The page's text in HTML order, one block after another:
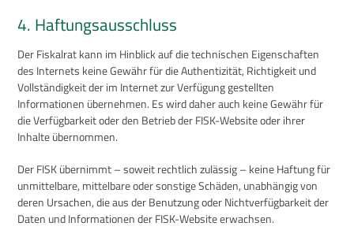
4. Haftungsausschluss
Der Fiskalrat kann im Hinblick auf die technischen Eigenschaften
des Internets keine Gewähr für die Authentizität, Richtigkeit und
Vollständigkeit der im Internet zur Verfügung gestellten
Informationen übernehmen. Es wird daher auch keine Gewähr für
die Verfügbarkeit oder den Betrieb der FISK-Website oder ihrer
Inhalte übernommen.
Der FISK übernimmt – soweit rechtlich zulässig – keine Haftung für
unmittelbare, mittelbare oder sonstige Schäden, unabhängig von
deren Ursachen, die aus der Benutzung oder Nichtverfügbarkeit der
Daten und Informationen der FISK-Website erwachsen.